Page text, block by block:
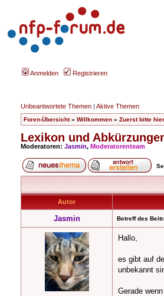
Anmelden Registrieren
Unbeantwortete Themen | Aktive Themen
Foren-Übersicht» Willkommen » Zuerst bitte
Lexikon und
Moderatoren: Jasmin, Moderatorenteam
Autor
Jasmin Betreff des
Hallo,
es gibt auf
unbekannt
Gerade